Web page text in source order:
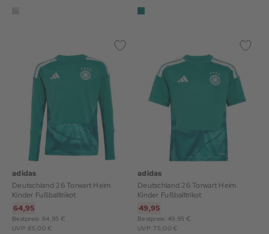
adidas
Deutschland 26 Torwart Heim
Kinder Fußballtrikot
64,95
Bestpreis: 64,95 €
UVP: 85,00 €
adidas
Deutschland 26 Torwart Heim
Kinder Fußballtrikot
49,95
Bestpreis: 49,95 €
UVP: 75,00 €